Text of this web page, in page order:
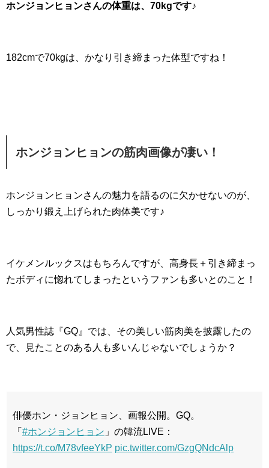
ホンジョンヒョンさんの体重は、70kgです♪
182cmで70kgは、かなり引き締まった体型ですね！
ホンジョンヒョンの筋肉画像が凄い！
ホンジョンヒョンさんの魅力を語るのに欠かせないのが、
しっかり鍛え上げられた肉体美です♪
イケメンルックスはもちろんですが、高身長＋引き締まっ
たボディに惚れてしまったというファンも多いとのこと！
人気男性誌『GQ』では、その美しい筋肉美を披露したの
で、見たことのある人も多いんじゃないでしょうか？
俳優ホン・ジョンヒョン、画報公開。GQ。
「 #ホンジョンヒョン 」の韓流LIVE：
https://t.co/M78vfeeYkP pic.twitter.com/GzgQNdcAlp